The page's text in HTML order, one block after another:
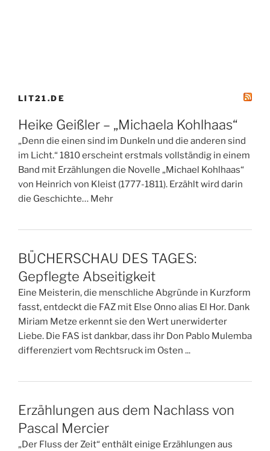
LIT21.DE
Heike Geißler – „Michaela Kohlhaas“
„Denn die einen sind im Dunkeln und die anderen sind
im Licht.“ 1810 erscheint erstmals vollständig in einem
Band mit Erzählungen die Novelle „Michael Kohlhaas“
von Heinrich von Kleist (1777-1811). Erzählt wird darin
die Geschichte… Mehr
BÜCHERSCHAU DES TAGES:
Gepflegte Abseitigkeit
Eine Meisterin, die menschliche Abgründe in Kurzform
fasst, entdeckt die FAZ mit Else Onno alias El Hor. Dank
Miriam Metze erkennt sie den Wert unerwiderter
Liebe. Die FAS ist dankbar, dass ihr Don Pablo Mulemba
differenziert vom Rechtsruck im Osten ...
Erzählungen aus dem Nachlass von
Pascal Mercier
„Der Fluss der Zeit“ enthält einige Erzählungen aus